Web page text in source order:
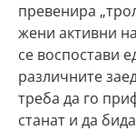
превенира
жени активни
се воспостави
различните
треба да го
станат и да